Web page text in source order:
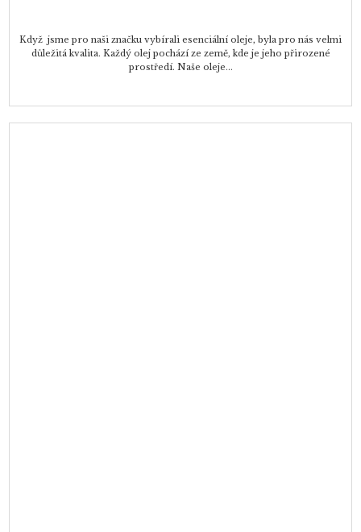
Když jsme pro naši značku vybírali esenciální oleje, byla pro nás velmi
důležitá kvalita. Každý olej pochází ze země, kde je jeho přirozené
prostředí. Naše oleje...